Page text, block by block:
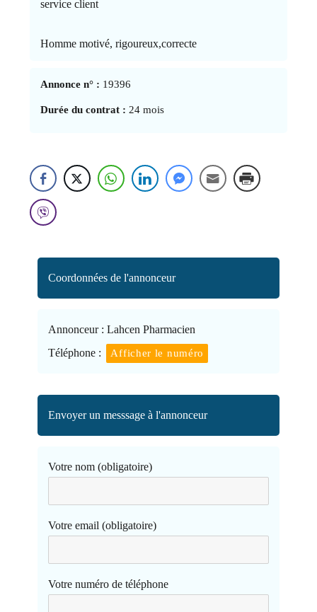
service client
Homme motivé, rigoureux,correcte
Annonce n° : 19396
Durée du contrat : 24 mois
Coordonnées de l'annonceur
Annonceur : Lahcen Pharmacien
Téléphone :
Afficher le numéro
Envoyer un messsage à l'annonceur
Votre nom (obligatoire)
Votre email (obligatoire)
Votre numéro de téléphone